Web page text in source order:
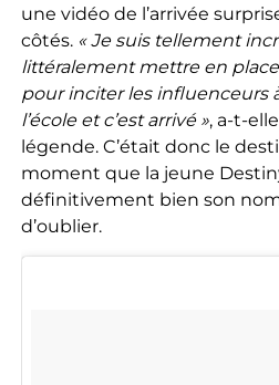
une vidéo de l’arrivée
côtés. « Je suis tellement
littéralement mettre en
pour inciter les influenceurs
l’école et c’est arrivé », a-t-
légende. C’était donc le
moment que la jeune
définitivement bien son
d’oublier.